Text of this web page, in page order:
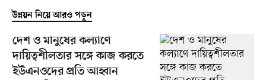
উন্নয়ন নিয়ে আরও পড়ুন
দেশ ও মানুষের কল্যাণে
দায়িত্বশীলতার সঙ্গে কাজ করতে
ইউএনওদের প্রতি আহ্বান